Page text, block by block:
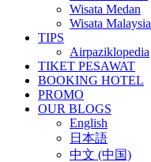
Wisata Medan
Wisata Malaysia
TIPS
Airpaziklopedia
TIKET PESAWAT
BOOKING HOTEL
PROMO
OUR BLOGS
English
日本語
中文 (中国)